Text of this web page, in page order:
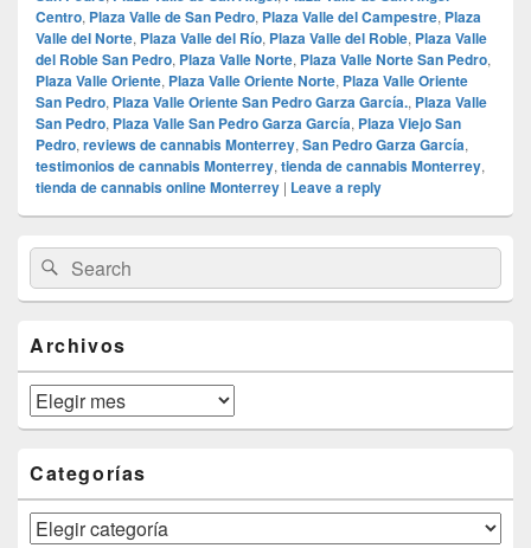
Centro, Plaza Valle de San Pedro, Plaza Valle del Campestre, Plaza
Valle del Norte, Plaza Valle del Río, Plaza Valle del Roble, Plaza Valle
del Roble San Pedro, Plaza Valle Norte, Plaza Valle Norte San Pedro,
Plaza Valle Oriente, Plaza Valle Oriente Norte, Plaza Valle Oriente
San Pedro, Plaza Valle Oriente San Pedro Garza García., Plaza Valle
San Pedro, Plaza Valle San Pedro Garza García, Plaza Viejo San
Pedro, reviews de cannabis Monterrey, San Pedro Garza García,
testimonios de cannabis Monterrey, tienda de cannabis Monterrey,
tienda de cannabis online Monterrey | Leave a reply
Primary
Sidebar
Widget
Area
Search
for:
Search
Archivos
Archivos
Categorías
Categorías